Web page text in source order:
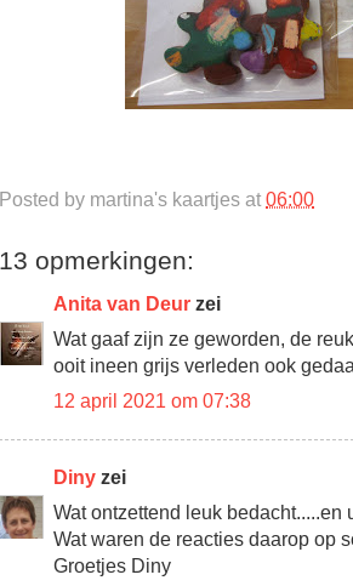
Posted by martina's kaartjes at 06:00
13 opmerkingen:
Anita van Deur zei
Wat gaaf zijn ze geworden, de
ooit ineen grijs verleden ook
12 april 2021 om 07:38
Diny zei
Wat ontzettend leuk bedacht.....en
Wat waren de reacties daarop op
Groetjes Diny